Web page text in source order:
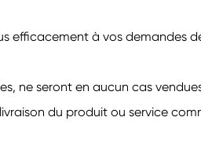
efficacement à vos demandes
ne seront en aucun cas
du produit ou service